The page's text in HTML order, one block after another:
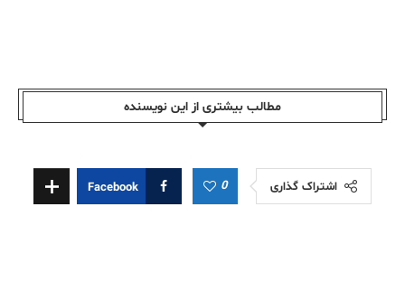
مطالب بیشتری از این نویسندە
اشتراک گذاری 0
Facebook